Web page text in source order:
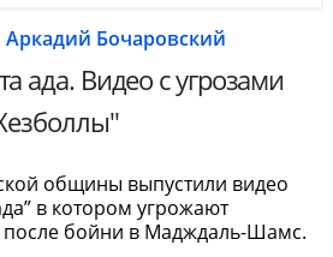
Аркадий Бочаровский
ада. Видео с угрозами
общины выпустили видео
в котором угрожают
после бойни в Мадждаль-Шамс.